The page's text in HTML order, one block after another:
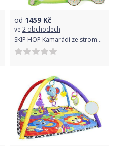
od 1459 Kč
ve 2 obchodech
SKIP HOP Kamarádi ze stromu - Deka s hrazdou